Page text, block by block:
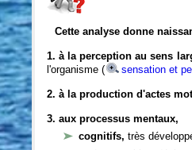
Cette analyse donne
1. à la perception au sens
l'organisme (
sensation et
2. à la production d'actes
3. aux processus mentaux,
cognitifs,très